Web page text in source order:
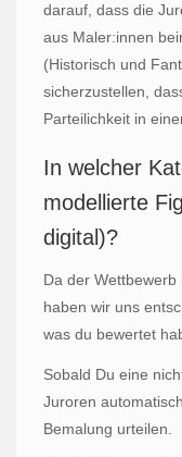
darauf, dass die
aus Maler:innen
(Historisch und
sicherzustellen,
Parteilichkeit in
In welcher
modellierte
digital)?
Da der Wettbewerb
haben wir uns
was du bewertet
Sobald Du eine
Juroren
Bemalung urteilen.